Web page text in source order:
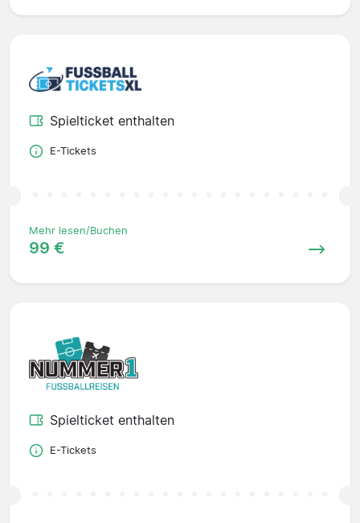
Spielticket enthalten
E-Tickets
Mehr lesen/Buchen
99 €
Spielticket enthalten
E-Tickets